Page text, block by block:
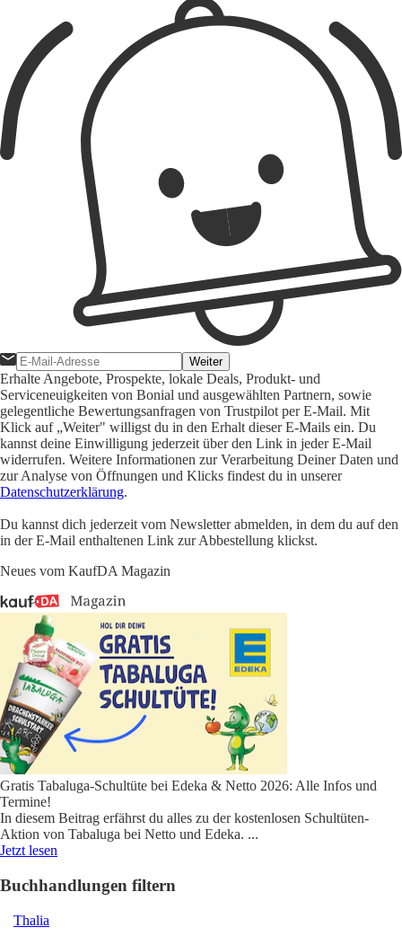
Weiter
Erhalte Angebote, Prospekte, lokale Deals, Produkt- und
Serviceneuigkeiten von Bonial und ausgewählten Partnern, sowie
gelegentliche Bewertungsanfragen von Trustpilot per E-Mail. Mit
Klick auf „Weiter" willigst du in den Erhalt dieser E-Mails ein. Du
kannst deine Einwilligung jederzeit über den Link in jeder E-Mail
widerrufen. Weitere Informationen zur Verarbeitung Deiner Daten und
zur Analyse von Öffnungen und Klicks findest du in unserer
Datenschutzerklärung.
Du kannst dich jederzeit vom Newsletter abmelden, in dem du auf den
in der E-Mail enthaltenen Link zur Abbestellung klickst.
Neues vom KaufDA Magazin
Gratis Tabaluga-Schultüte bei Edeka & Netto 2026: Alle Infos und
Termine!
In diesem Beitrag erfährst du alles zu der kostenlosen Schultüten-
Aktion von Tabaluga bei Netto und Edeka. ...
Jetzt lesen
Buchhandlungen filtern
Thalia